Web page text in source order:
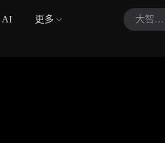
AI 更多 大智若菜爱测评